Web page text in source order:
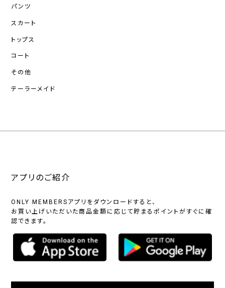
パンツ
スカート
トップス
コート
その他
テーラーメイド
アプリのご紹介
ONLY MEMBERSアプリをダウンロードすると、
お買い上げいただいた商品金額に応じて貯まるポイントがすぐに確
認できます。